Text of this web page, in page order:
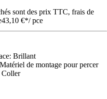
sont des prix TTC, frais de
43,10 €*/ pce
: Brillant
Matériel de montage pour percer
Coller